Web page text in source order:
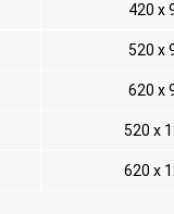
420 х
520 х
620 х
520 х
620 х